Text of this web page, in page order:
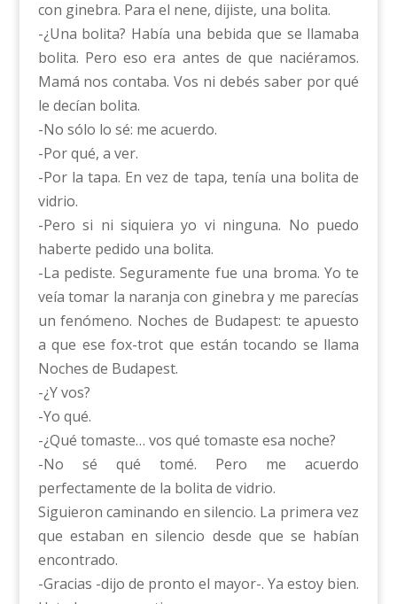
con ginebra. Para el nene, dijiste, una bolita.
-¿Una bolita? Había una bebida que se llamaba
bolita. Pero eso era antes de que naciéramos.
Mamá nos contaba. Vos ni debés saber por qué
le decían bolita.
-No sólo lo sé: me acuerdo.
-Por qué, a ver.
-Por la tapa. En vez de tapa, tenía una bolita de
vidrio.
-Pero si ni siquiera yo vi ninguna. No puedo
haberte pedido una bolita.
-La pediste. Seguramente fue una broma. Yo te
veía tomar la naranja con ginebra y me parecías
un fenómeno. Noches de Budapest: te apuesto
a que ese fox-trot que están tocando se llama
Noches de Budapest.
-¿Y vos?
-Yo qué.
-¿Qué tomaste… vos qué tomaste esa noche?
-No sé qué tomé. Pero me acuerdo
perfectamente de la bolita de vidrio.
Siguieron caminando en silencio. La primera vez
que estaban en silencio desde que se habían
encontrado.
-Gracias -dijo de pronto el mayor-. Ya estoy bien.